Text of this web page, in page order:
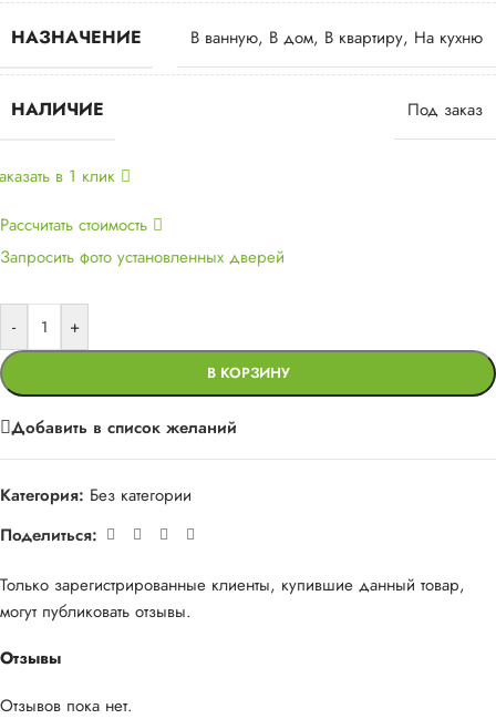
НАЗНАЧЕНИЕ В ванную, В дом, В квартиру, На кухню
НАЛИЧИЕ Под заказ
в 1 клик
Рассчитать стоимость
Запросить фото установленных дверей
- +
В КОРЗИНУ
Добавить в список желаний
Категория: Без категории
Поделиться:
Отзывы
Отзывов пока нет.
Только зарегистрированные клиенты, купившие данный товар,
могут публиковать отзывы.